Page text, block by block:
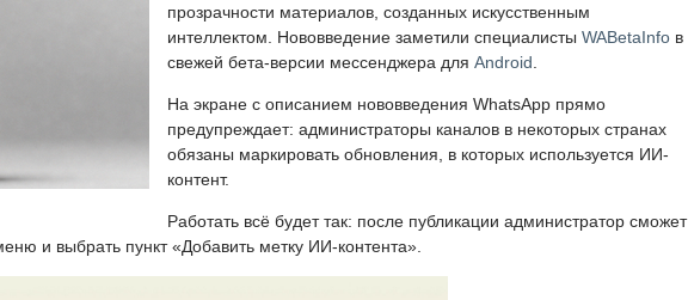
прозрачности материалов, созданных искусственным
интеллектом. Нововведение заметили специалисты WABetaInfo в
свежей бета-версии мессенджера для Android
На экране с описанием нововведения WhatsApp прямо
предупреждает: администраторы каналов в некоторых странах
обязаны маркировать обновления, в которых используется ИИ-
контент.
Работать всё будет так: после публикации администратор сможет
и выбрать пункт «Добавить метку ИИ-контента».